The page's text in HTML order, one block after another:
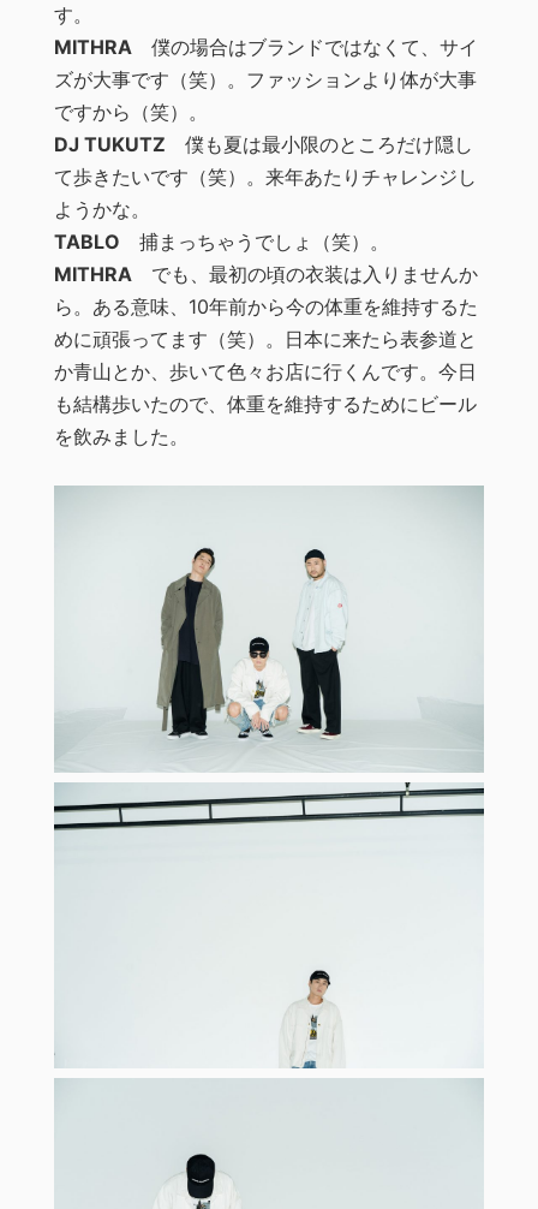
す。
MITHRA 僕の場合はブランドではなくて、サイ
ズが大事です（笑）。ファッションより体が大事
ですから（笑）。
DJ TUKUTZ 僕も夏は最小限のところだけ隠し
て歩きたいです（笑）。来年あたりチャレンジし
ようかな。
TABLO 捕まっちゃうでしょ（笑）。
MITHRA でも、最初の頃の衣装は入りませんか
ら。ある意味、10年前から今の体重を維持するた
めに頑張ってます（笑）。日本に来たら表参道と
か青山とか、歩いて色々お店に行くんです。今日
も結構歩いたので、体重を維持するためにビール
を飲みました。